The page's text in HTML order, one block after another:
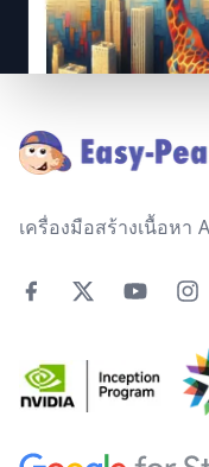
เครื่องมือสร้างเนื้อห